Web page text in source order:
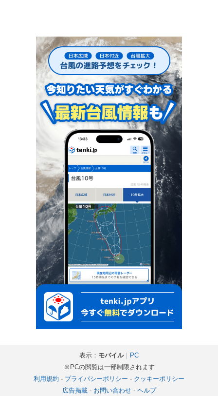
表示： モバイル｜ PC
※PCの閲覧は一部制限されます
利用規約 - プライバシーポリシー - クッキーポリシー
広告掲載- お問い合わせ- ヘルプ